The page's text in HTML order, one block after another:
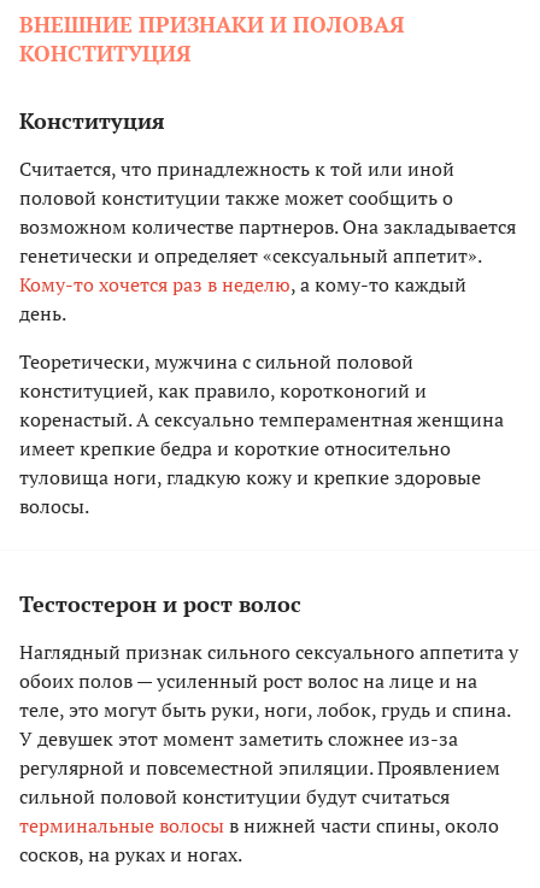
ВНЕШНИЕ ПРИЗНАКИ И ПОЛОВАЯ
КОНСТИТУЦИЯ
Конституция
Считается, что принадлежность к той или иной
половой конституции также может сообщить о
возможном количестве партнеров. Она закладывается
генетически и определяет «сексуальный аппетит».
Кому-то хочется раз в неделю, а кому-то каждый
день.
Теоретически, мужчина с сильной половой
конституцией, как правило, коротконогий и
коренастый. А сексуально темпераментная женщина
имеет крепкие бедра и короткие относительно
туловища ноги, гладкую кожу и крепкие здоровые
волосы.
Тестостерон и рост волос
Наглядный признак сильного сексуального аппетита у
обоих полов — усиленный рост волос на лице и на
теле, это могут быть руки, ноги, лобок, грудь и спина.
У девушек этот момент заметить сложнее из-за
регулярной и повсеместной эпиляции. Проявлением
сильной половой конституции будут считаться
терминальные волосыв нижней части спины, около
сосков, на руках и ногах.